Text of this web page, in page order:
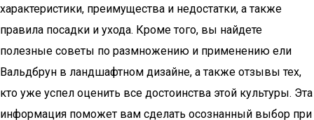
характеристики, преимущества и недостатки, а также
правила посадки и ухода. Кроме того, вы найдете
полезные советы по размножению и применению ели
Вальдбрун в ландшафтном дизайне, а также отзывы тех,
кто уже успел оценить все достоинства этой культуры. Эта
информация поможет вам сделать осознанный выбор при